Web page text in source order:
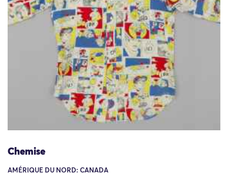
Chemise
AMÉRIQUE DU NORD: CANADA